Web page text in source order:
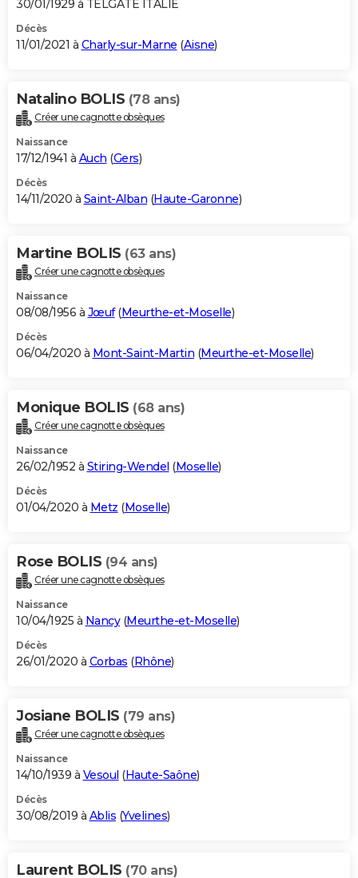
30/01/1929 à TELGATE ITALIE
Décès
11/01/2021 à Charly-sur-Marne (Aisne)
Natalino BOLIS (78 ans)
Créer une cagnotte obsèques
Naissance
17/12/1941 à Auch (Gers)
Décès
14/11/2020 à Saint-Alban (Haute-Garonne)
Martine BOLIS (63 ans)
Créer une cagnotte obsèques
Naissance
08/08/1956 à Jœuf(Meurthe-et-Moselle)
Décès
06/04/2020 à Mont-Saint-Martin (Meurthe-et-Moselle)
Monique BOLIS (68 ans)
Créer une cagnotte obsèques
Naissance
26/02/1952 à Stiring-Wendel (Moselle)
Décès
01/04/2020 à Metz (Moselle)
Rose BOLIS (94 ans)
Créer une cagnotte obsèques
Naissance
10/04/1925 à Nancy(Meurthe-et-Moselle)
Décès
26/01/2020 à Corbas (Rhône)
Josiane BOLIS (79 ans)
Créer une cagnotte obsèques
Naissance
14/10/1939 à Vesoul (Haute-Saône)
Décès
30/08/2019 à Ablis (Yvelines)
Laurent BOLIS (70 ans)